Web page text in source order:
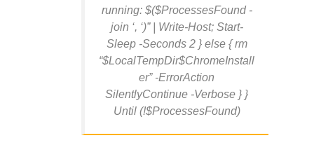
running: $($ProcessesFound -
join ‘, ‘)” | Write-Host; Start-
Sleep -Seconds 2 } else { rm
“$LocalTempDir$ChromeInstall
er” -ErrorAction
SilentlyContinue -Verbose } }
Until (!$ProcessesFound)